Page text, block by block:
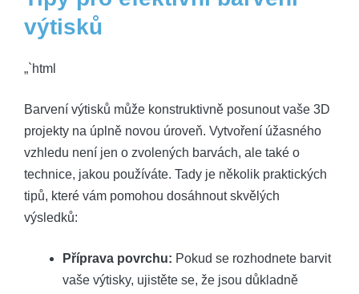
výtisků
„`html
Barvení výtisků může konstruktivně posunout vaše 3D
projekty na úplně novou úroveň. Vytvoření úžasného
vzhledu není jen o zvolených barvách, ale také o
technice, jakou používáte. Tady je několik praktických
tipů, které vám pomohou dosáhnout skvělých
výsledků:
Příprava povrchu: Pokud se rozhodnete barvit
vaše výtisky, ujistěte se, že jsou důkladně